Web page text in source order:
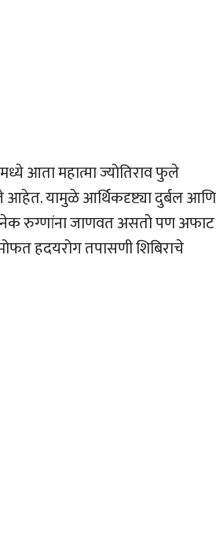
आता महात्मा ज्योतिराव फुले
यामुळे आर्थिकदृष्ट्या दुर्बल आणि
अनेक रुग्णांना जाणवत असतो पण अफाट
हदयरोग तपासणी शिबिराचे